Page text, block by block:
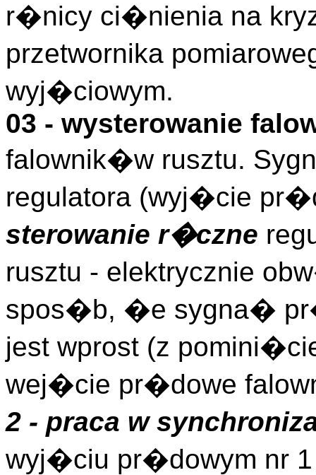
r�nicy ci�nienia na
przetwornika
wyj�ciowym.
03 - wysterowanie
falownik�w rusztu.
regulatora (wyj�cie
sterowanie r�czne
rusztu - elektrycznie
spos�b, �e sygna�
jest wprost (z
wej�cie pr�dowe
2 - praca w
wyj�ciu pr�dowym nr